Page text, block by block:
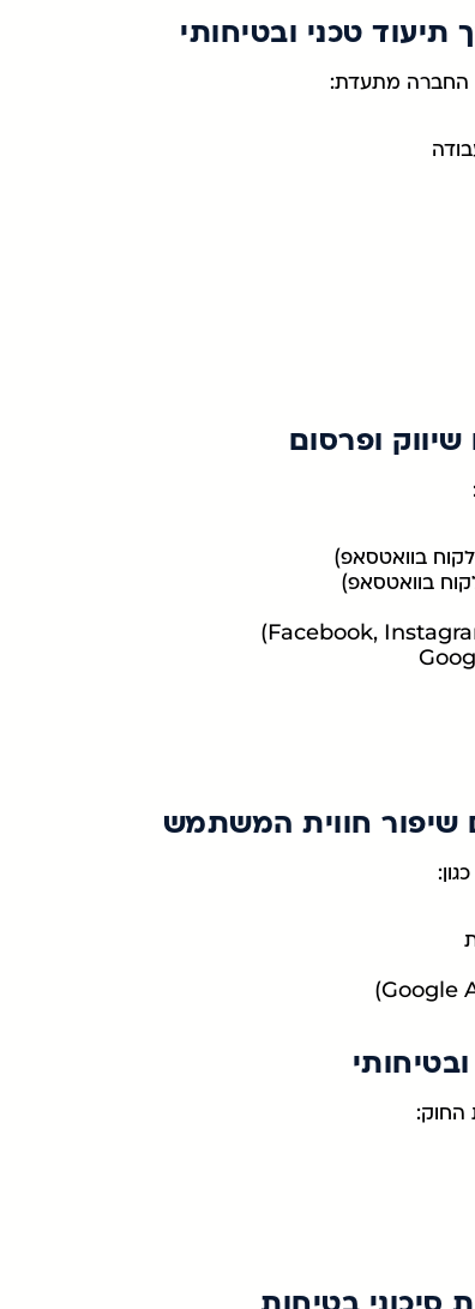
טכני ובטיחותי
החברה מתעדת:
ופרסום
בוואטסאפ)
בוואטסאפ)
חווית המשתמש
החוק: